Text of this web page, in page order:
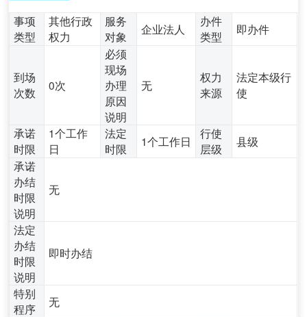
事项
类型
其他行政
权力
服务
对象
企业法人
办件
类型
即办件
到场
次数
0次
必须
现场
办理
原因
说明
无
权力
来源
法定本级行
使
承诺
时限
1个工作
日
法定
时限
1个工作日
行使
层级
县级
承诺
办结
时限
说明
无
法定
办结
时限
说明
即时办结
特别
程序
无